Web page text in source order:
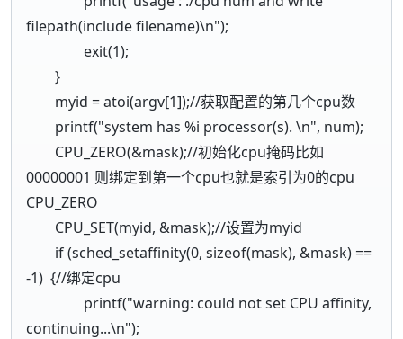
filepath(include filename)\n");
exit(1);
}
myid = atoi(argv[1]);//获取配置的第几个cpu数
printf("system has %i processor(s). \n", num);
CPU_ZERO(&mask);//初始化cpu掩码比如
00000001 则绑定到第一个cpu也就是索引为0的cpu
CPU_ZERO
CPU_SET(myid, &mask);//设置为myid
if (sched_setaffinity(0, sizeof(mask), &mask) ==
-1) {//绑定cpu
printf("warning: could not set CPU affinity,
continuing...\n");